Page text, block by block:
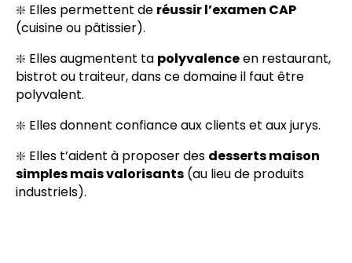
❇️ Elles permettent de réussir l’examen CAP
(cuisine ou pâtissier).
❇️ Elles augmentent ta polyvalenceen restaurant,
bistrot ou traiteur, dans ce domaine il faut être
polyvalent.
❇️ Elles donnent confiance aux clients et aux jurys.
❇️ Elles t’aident à proposer des desserts maison
simples mais valorisants (au lieu de produits
industriels).